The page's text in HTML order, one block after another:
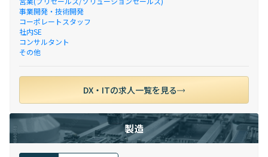
事業開発・技術開発
コーポレートスタッフ
社内SE
コンサルタント
その他
DX・ITの求人一覧を見る
製造